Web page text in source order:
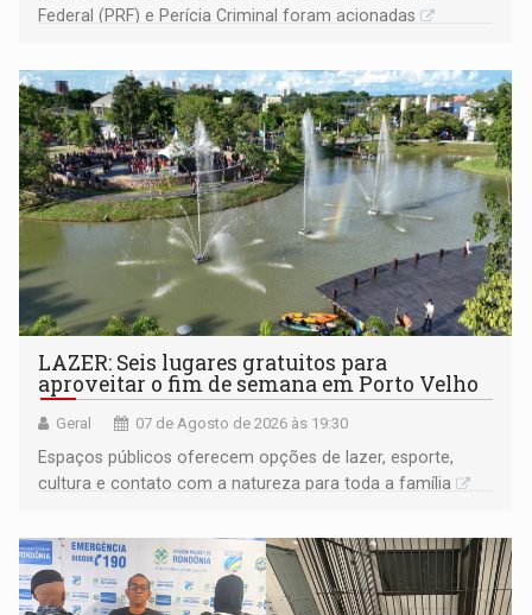
Federal (PRF) e Perícia Criminal foram acionadas
LAZER: Seis lugares gratuitos para
aproveitar o fim de semana em Porto Velho
Geral 07 de Agosto de 2026 às 19:30
Espaços públicos oferecem opções de lazer, esporte,
cultura e contato com a natureza para toda a família